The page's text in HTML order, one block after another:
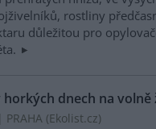
rostliny
důležitou pro
horkých dnech na
(Ekolist.cz)